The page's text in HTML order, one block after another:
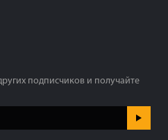
подписчиков и получайте